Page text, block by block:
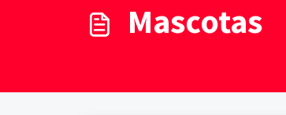
Mascotas